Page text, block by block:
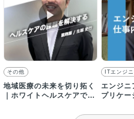
▶︎
その他
地域医療の未来を切り拓く
｜ホワイトヘルスケアでの
ITエンジ
エンジニ
プリケー
ります